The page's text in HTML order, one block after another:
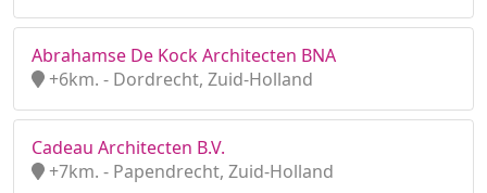
Abrahamse De Kock Architecten BNA
+6km. - Dordrecht, Zuid-Holland
Cadeau Architecten B.V.
+7km. - Papendrecht, Zuid-Holland